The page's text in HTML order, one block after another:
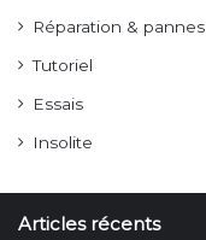
Réparation & pannes
Tutoriel
Essais
Insolite
Articles récents